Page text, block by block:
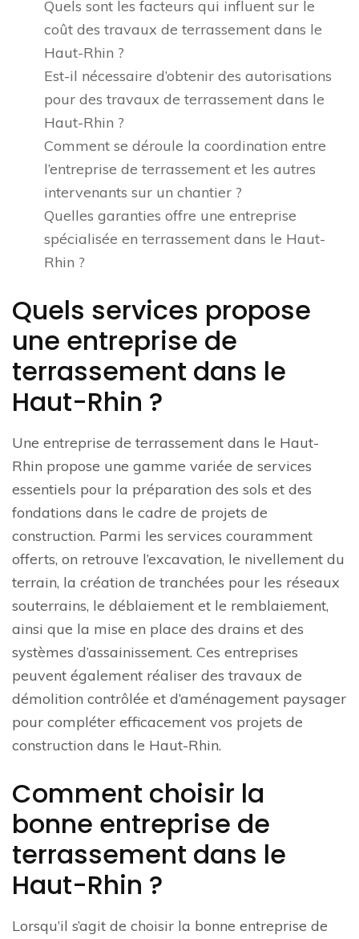
Quels sont les facteurs qui influent sur le
coût des travaux de terrassement dans le
Haut-Rhin ?
Est-il nécessaire d’obtenir des autorisations
pour des travaux de terrassement dans le
Haut-Rhin ?
Comment se déroule la coordination entre
l’entreprise de terrassement et les autres
intervenants sur un chantier ?
Quelles garanties offre une entreprise
spécialisée en terrassement dans le Haut-
Rhin ?
Quels services propose
une entreprise de
terrassement dans le
Haut-Rhin ?
Une entreprise de terrassement dans le Haut-
Rhin propose une gamme variée de services
essentiels pour la préparation des sols et des
fondations dans le cadre de projets de
construction. Parmi les services couramment
offerts, on retrouve l’excavation, le nivellement du
terrain, la création de tranchées pour les réseaux
souterrains, le déblaiement et le remblaiement,
ainsi que la mise en place des drains et des
systèmes d’assainissement. Ces entreprises
peuvent également réaliser des travaux de
démolition contrôlée et d’aménagement paysager
pour compléter efficacement vos projets de
construction dans le Haut-Rhin.
Comment choisir la
bonne entreprise de
terrassement dans le
Haut-Rhin ?
Lorsqu’il s’agit de choisir la bonne entreprise de